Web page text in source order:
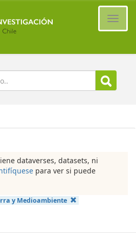
dataverses, datasets, ni
para ver si puede
y Medioambiente